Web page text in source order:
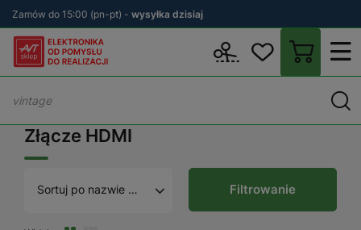
Zamów do 15:00 (pn-pt) - wysyłka dzisiaj
Złącze HDMI
Sortuj po nazwie A - Z Filtrowanie